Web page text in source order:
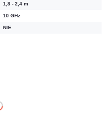
1,8 - 2,4 m
10 GHz
NIE